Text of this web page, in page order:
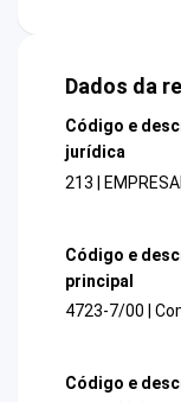
Dados da
Código e
jurídica
213 |
Código e
principal
4723-7/00 |
Código e